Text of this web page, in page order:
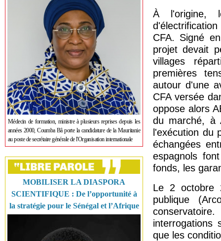
Médecin de formation, ministre à plusieurs reprises depuis les
années 2000, Coumba Bâ porte la candidature de la Mauritanie
au poste de secrétaire générale de l'Organisation internationale
MOBILISER LA DIASPORA
SCIENTIFIQUE : De l’opportunité à
la stratégie pour le Sénégal et l’Afrique
À l'origine,
CFA. Signé
projet devait
villages
premières
autour d'une
CFA versée
oppose alors
du marché, à
l'exécution du
échangées
espagnols
fonds, les
Le 2 octobre
publique
interrogations
que les